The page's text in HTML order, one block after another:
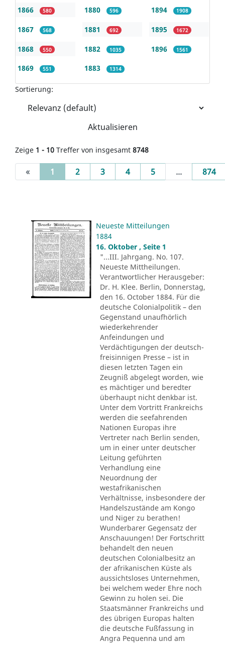
1866 580
1867 568
1868 550
1869 551
1880 596
1881 692
1882 1035
1883 1314
1894 1908
1895 1672
1896 1561
Sortierung:
Aktualisieren
Zeige 1 - 10 Treffer von insgesamt 8748
« 1 (current)
2 3 4 5 ... 874
Neueste Mitteilungen
1884
16. Oktober , Seite 1
"...III. Jahrgang. No. 107.
Neueste Mittheilungen.
Verantwortlicher Herausgeber:
Dr. H. Klee. Berlin, Donnerstag,
den 16. October 1884. Für die
deutsche Colonialpolitik – den
Gegenstand unaufhörlich
wiederkehrender
Anfeindungen und
Verdächtigungen der deutsch-
freisinnigen Presse – ist in
diesen letzten Tagen ein
Zeugniß abgelegt worden, wie
es mächtiger und beredter
überhaupt nicht denkbar ist.
Unter dem Vortritt Frankreichs
werden die seefahrenden
Nationen Europas ihre
Vertreter nach Berlin senden,
um in einer unter deutscher
Leitung geführten
Verhandlung eine
Neuordnung der
westafrikanischen
Verhältnisse, insbesondere der
Handelszustände am Kongo
und Niger zu berathen!
Wunderbarer Gegensatz der
Anschauungen! Der Fortschritt
behandelt den neuen
deutschen Colonialbesitz an
der afrikanischen Küste als
aussichtsloses Unternehmen,
bei welchem weder Ehre noch
Gewinn zu holen sei. Die
Staatsmänner Frankreichs und
des übrigen Europas halten
die deutsche Fußfassung in
Angra Pequenna und am